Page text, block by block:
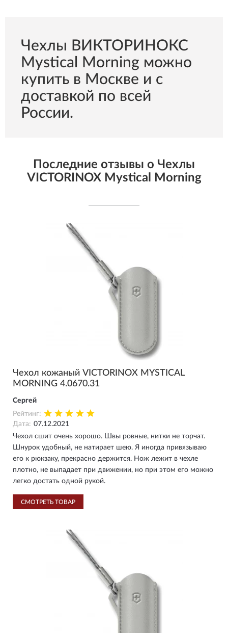
Чехлы ВИКТОРИНОКС
Mystical Morning можно
купить в Москве и с
доставкой по всей
России.
Последние отзывы о Чехлы
VICTORINOX Mystical Morning
Чехол кожаный VICTORINOX MYSTICAL
MORNING 4.0670.31
Сергей
Рейтинг:
Дата: 07.12.2021
Чехол сшит очень хорошо. Швы ровные, нитки не торчат.
Шнурок удобный, не натирает шею. Я иногда привязываю
его к рюкзаку, прекрасно держится. Нож лежит в чехле
плотно, не выпадает при движении, но при этом его можно
легко достать одной рукой.
СМОТРЕТЬ ТОВАР